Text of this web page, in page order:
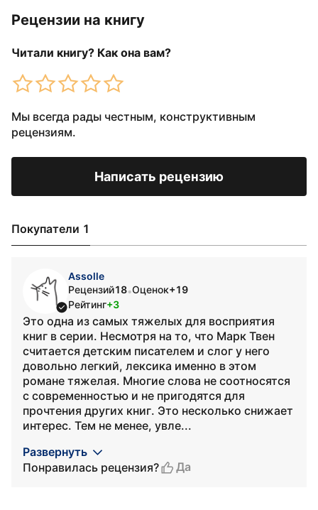
Рецензии на книгу
Читали книгу? Как она вам?
Мы всегда рады честным, конструктивным
рецензиям.
Написать рецензию
Покупатели 1
Assolle
Рецензий18•Оценок+19
Рейтинг+3
Это одна из самых тяжелых для восприятия
книг в серии. Несмотря на то, что Марк Твен
считается детским писателем и слог у него
довольно легкий, лексика именно в этом
романе тяжелая. Многие слова не соотносятся
с современностью и не пригодятся для
прочтения других книг. Это несколько снижает
интерес. Тем не менее, увле...
Развернуть
Понравилась рецензия?
Да